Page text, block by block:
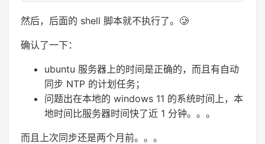
然后，后面的 shell 脚本就不执行了。🥲
确认了一下：
ubuntu 服务器上的时间是正确的，而且有自动
同步 NTP 的计划任务；
问题出在本地的 windows 11 的系统时间上，本
地时间比服务器时间快了近 1 分钟。。。
而且上次同步还是两个月前。。。